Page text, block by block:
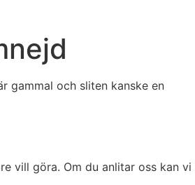
gammal och sliten kanske en
vill göra. Om du anlitar oss kan vi